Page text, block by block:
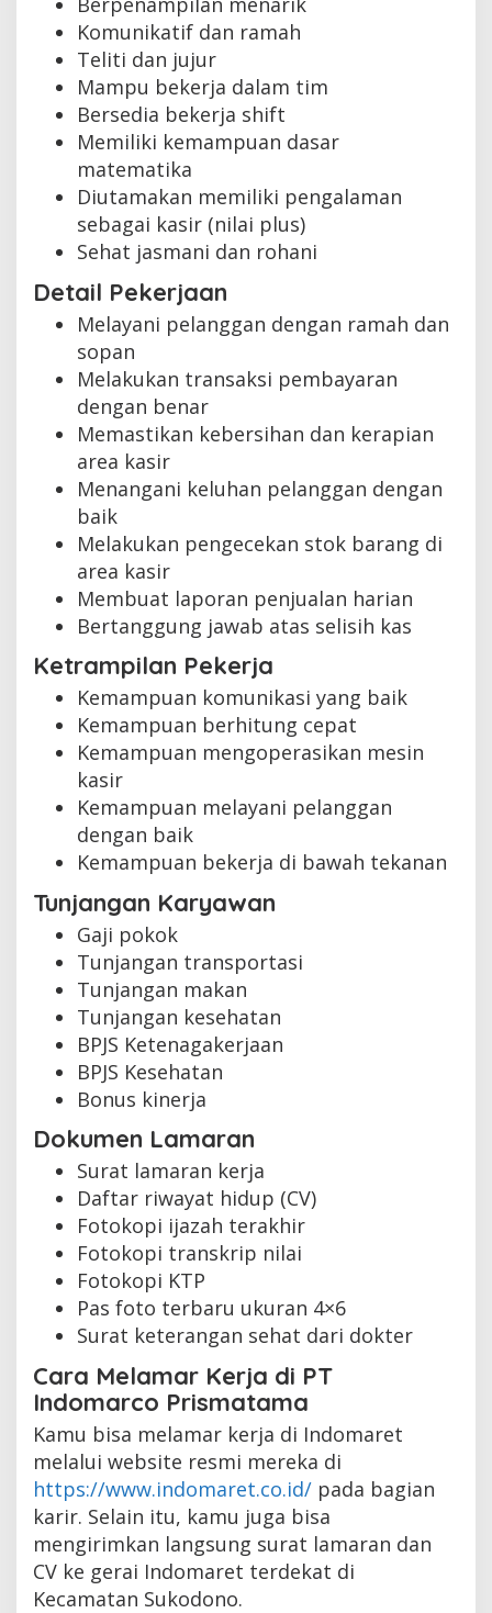
Komunikatif dan ramah
Teliti dan jujur
Mampu bekerja dalam tim
Bersedia bekerja shift
Memiliki kemampuan dasar
matematika
Diutamakan memiliki pengalaman
sebagai kasir (nilai plus)
Sehat jasmani dan rohani
Detail Pekerjaan
Melayani pelanggan dengan ramah dan
sopan
Melakukan transaksi pembayaran
dengan benar
Memastikan kebersihan dan kerapian
area kasir
Menangani keluhan pelanggan dengan
baik
Melakukan pengecekan stok barang di
area kasir
Membuat laporan penjualan harian
Bertanggung jawab atas selisih kas
Ketrampilan Pekerja
Kemampuan komunikasi yang baik
Kemampuan berhitung cepat
Kemampuan mengoperasikan mesin
kasir
Kemampuan melayani pelanggan
dengan baik
Kemampuan bekerja di bawah tekanan
Tunjangan Karyawan
Gaji pokok
Tunjangan transportasi
Tunjangan makan
Tunjangan kesehatan
BPJS Ketenagakerjaan
BPJS Kesehatan
Bonus kinerja
Dokumen Lamaran
Surat lamaran kerja
Daftar riwayat hidup (CV)
Fotokopi ijazah terakhir
Fotokopi transkrip nilai
Fotokopi KTP
Pas foto terbaru ukuran 4×6
Surat keterangan sehat dari dokter
Cara Melamar Kerja di PT
Indomarco Prismatama
Kamu bisa melamar kerja di Indomaret
melalui website resmi mereka di
https://www.indomaret.co.id/ pada bagian
karir. Selain itu, kamu juga bisa
mengirimkan langsung surat lamaran dan
CV ke gerai Indomaret terdekat di
Kecamatan Sukodono.